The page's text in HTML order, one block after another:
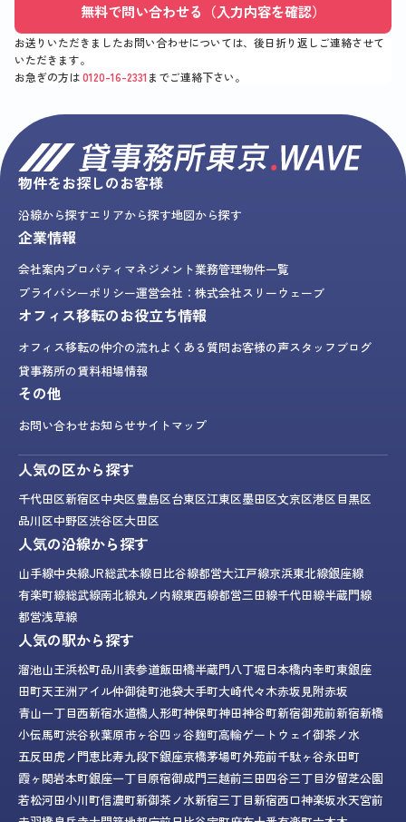
無料で問い合わせる（入力内容を確認）
お送りいただきましたお問い合わせについては、後日折り返しご連絡させて
いただきます。
お急ぎの方は0120-16-2331 までご連絡下さい。
物件をお探しのお客様
沿線から探すエリアから探す地図から探す
企業情報
会社案内プロパティマネジメント業務管理物件一覧
プライバシーポリシー運営会社：株式会社スリーウェーブ
オフィス移転のお役立ち情報
オフィス移転の仲介の流れよくある質問お客様の声スタッフブログ
貸事務所の賃料相場情報
その他
お問い合わせお知らせサイトマップ
人気の区から探す
千代田区新宿区中央区豊島区台東区江東区墨田区文京区港区目黒区
品川区中野区渋谷区大田区
人気の沿線から探す
山手線中央線JR総武本線日比谷線都営大江戸線京浜東北線銀座線
有楽町線総武線南北線丸ノ内線東西線都営三田線千代田線半蔵門線
都営浅草線
人気の駅から探す
溜池山王浜松町品川表参道飯田橋半蔵門八丁堀日本橋内幸町東銀座
田町天王洲アイル仲御徒町池袋大手町大崎代々木赤坂見附赤坂
青山一丁目西新宿水道橋人形町神保町神田神谷町新宿御苑前新宿新橋
小伝馬町渋谷秋葉原市ヶ谷四ッ谷麹町高輪ゲートウェイ御茶ノ水
五反田虎ノ門恵比寿九段下銀座京橋茅場町外苑前千駄ヶ谷永田町
霞ヶ関岩本町銀座一丁目原宿御成門三越前三田四谷三丁目汐留芝公園
若松河田小川町信濃町新御茶ノ水新宿三丁目新宿西口神楽坂水天宮前